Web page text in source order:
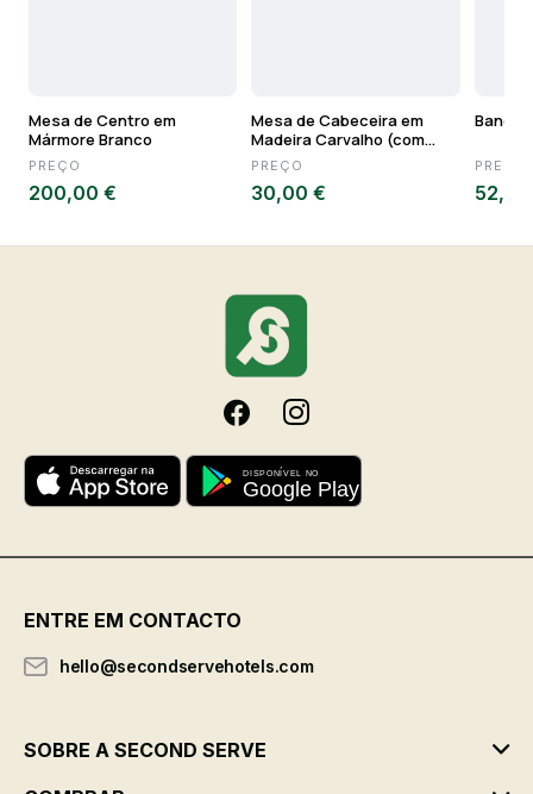
Mesa de Centro em
Mármore Branco
PREÇO
200,00 €
Mesa de Cabeceira em
Madeira Carvalho (com
defeito)
PREÇO
30,00 €
Banco
PREÇO
52,25
ENTRE EM CONTACTO
hello@secondservehotels.com
SOBRE A SECOND SERVE